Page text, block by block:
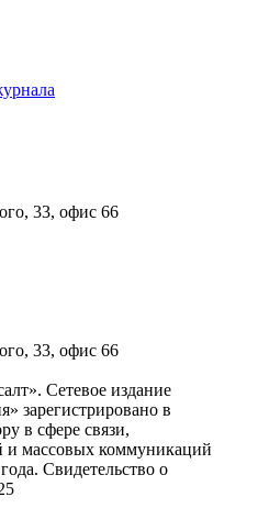
33, офис 66
33, офис 66
Сетевое издание
зарегистрировано в
в сфере связи,
массовых коммуникаций
Свидетельство о